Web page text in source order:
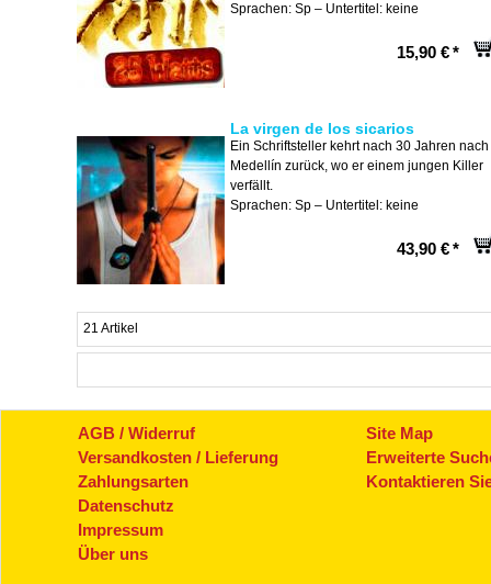
Sprachen: Sp – Untertitel: keine
15,90 €*
La virgen de los sicarios
Ein Schriftsteller kehrt nach 30 Jahren nach
Medellín zurück, wo er einem jungen Killer
verfällt.
Sprachen: Sp – Untertitel: keine
43,90 €*
21 Artikel
AGB / Widerruf
Versandkosten / Lieferung
Zahlungsarten
Datenschutz
Impressum
Über uns
Site Map
Erweiterte
Kontaktieren